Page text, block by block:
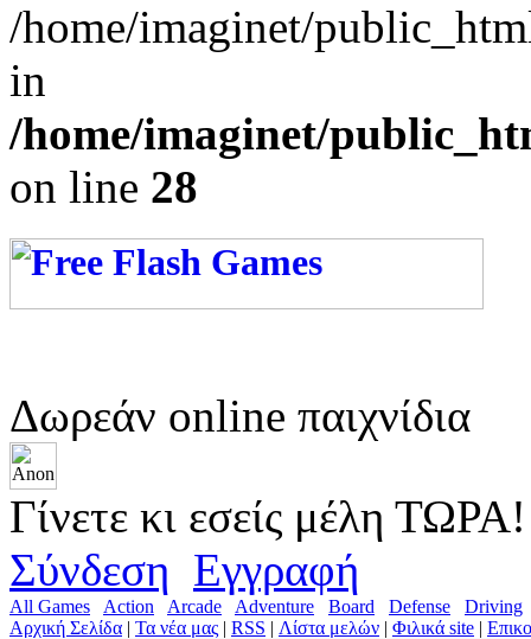
/home/imaginet/
in
/home/imaginet/
on line 28
Δωρεάν online παιχνίδια
Γίνετε κι εσείς μέλη ΤΩΡΑ!
Σύνδεση Εγγραφή
All Games Action Arcade Adventure Board Defense
Driving
Αρχική Σελίδα | Τα νέα μας | RSS | Λίστα μελών | Φιλικά site |